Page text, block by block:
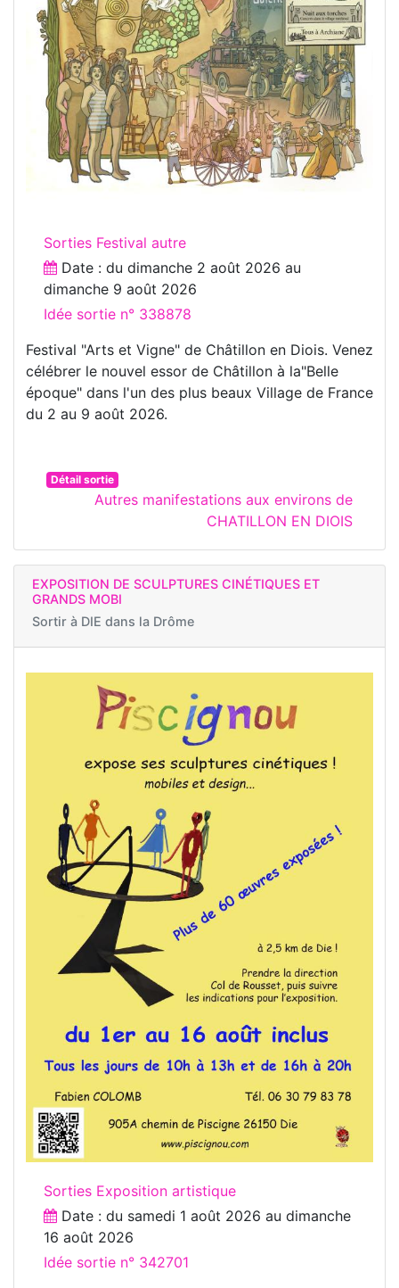
Sorties Festival autre
Date : du dimanche 2 août 2026 au
dimanche 9 août 2026
Idée sortie n° 338878
Festival "Arts et Vigne" de Châtillon en Diois. Venez
célébrer le nouvel essor de Châtillon à la"Belle
époque" dans l'un des plus beaux Village de France
du 2 au 9 août 2026.
Détail sortie
Autres manifestations aux environs de
CHATILLON EN DIOIS
EXPOSITION DE SCULPTURES CINÉTIQUES ET
GRANDS MOBI
Sortir à DIE dans la Drôme
Sorties Exposition artistique
Date : du samedi 1 août 2026 au dimanche
16 août 2026
Idée sortie n° 342701